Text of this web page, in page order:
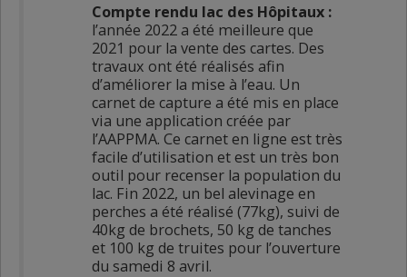
Compte rendu lac des Hôpitaux :
l’année 2022 a été meilleure que
2021 pour la vente des cartes. Des
travaux ont été réalisés afin
d’améliorer la mise à l’eau. Un
carnet de capture a été mis en place
via une application créée par
l’AAPPMA. Ce carnet en ligne est très
facile d’utilisation et est un très bon
outil pour recenser la population du
lac. Fin 2022, un bel alevinage en
perches a été réalisé (77kg), suivi de
40kg de brochets, 50 kg de tanches
et 100 kg de truites pour l’ouverture
du samedi 8 avril.